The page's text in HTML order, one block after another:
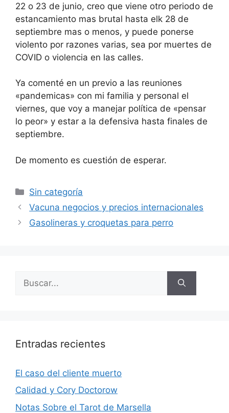
22 o 23 de junio, creo que viene otro periodo de
estancamiento mas brutal hasta elk 28 de
septiembre mas o menos, y puede ponerse
violento por razones varias, sea por muertes de
COVID o violencia en las calles.
Ya comenté en un previo a las reuniones
«pandemicas» con mi familia y personal el
viernes, que voy a manejar política de «pensar
lo peor» y estar a la defensiva hasta finales de
septiembre.
De momento es cuestión de esperar.
Categorías
Sin categoría
Vacuna negocios y precios internacionales
Gasolineras y croquetas para perro
Entradas recientes
El caso del cliente muerto
Calidad y Cory Doctorow
Notas Sobre el Tarot de Marsella